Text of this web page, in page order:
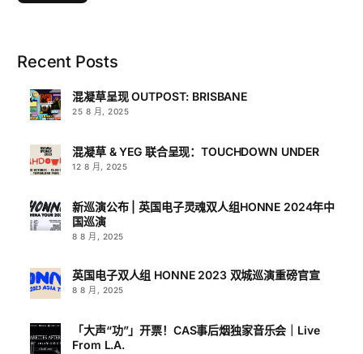
Recent Posts
混凝草呈现 OUTPOST: BRISBANE
25 8 月, 2025
混凝草 & YEG 联合呈现：TOUCHDOWN UNDER
12 8 月, 2025
新巡演公布 | 英国电子灵魂双人组HONNE 2024年中
国巡演
8 8 月, 2025
英国电子双人组 HONNE 2023 双城巡演重磅官宣
8 8 月, 2025
「大声“功”」开票！CAS事后烟独家音乐会｜Live
From L.A.